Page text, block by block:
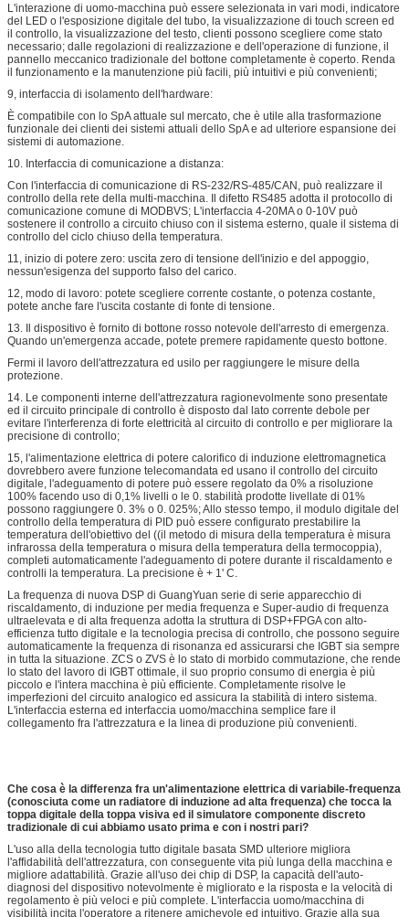
L'interazione di uomo-macchina può essere selezionata in vari modi, indicatore
del LED o l'esposizione digitale del tubo, la visualizzazione di touch screen ed
il controllo, la visualizzazione del testo, clienti possono scegliere come stato
necessario; dalle regolazioni di realizzazione e dell'operazione di funzione, il
pannello meccanico tradizionale del bottone completamente è coperto. Renda
il funzionamento e la manutenzione più facili, più intuitivi e più convenienti;
9, interfaccia di isolamento dell'hardware:
È compatibile con lo SpA attuale sul mercato, che è utile alla trasformazione
funzionale dei clienti dei sistemi attuali dello SpA e ad ulteriore espansione dei
sistemi di automazione.
10. Interfaccia di comunicazione a distanza:
Con l'interfaccia di comunicazione di RS-232/RS-485/CAN, può realizzare il
controllo della rete della multi-macchina. Il difetto RS485 adotta il protocollo di
comunicazione comune di MODBVS; L'interfaccia 4-20MA o 0-10V può
sostenere il controllo a circuito chiuso con il sistema esterno, quale il sistema di
controllo del ciclo chiuso della temperatura.
11, inizio di potere zero: uscita zero di tensione dell'inizio e del appoggio,
nessun'esigenza del supporto falso del carico.
12, modo di lavoro: potete scegliere corrente costante, o potenza costante,
potete anche fare l'uscita costante di fonte di tensione.
13. Il dispositivo è fornito di bottone rosso notevole dell'arresto di emergenza.
Quando un'emergenza accade, potete premere rapidamente questo bottone.
Fermi il lavoro dell'attrezzatura ed usilo per raggiungere le misure della
protezione.
14. Le componenti interne dell'attrezzatura ragionevolmente sono presentate
ed il circuito principale di controllo è disposto dal lato corrente debole per
evitare l'interferenza di forte elettricità al circuito di controllo e per migliorare la
precisione di controllo;
15, l'alimentazione elettrica di potere calorifico di induzione elettromagnetica
dovrebbero avere funzione telecomandata ed usano il controllo del circuito
digitale, l'adeguamento di potere può essere regolato da 0% a risoluzione
100% facendo uso di 0,1% livelli o le 0. stabilità prodotte livellate di 01%
possono raggiungere 0. 3% o 0. 025%; Allo stesso tempo, il modulo digitale del
controllo della temperatura di PID può essere configurato prestabilire la
temperatura dell'obiettivo del ((il metodo di misura della temperatura è misura
infrarossa della temperatura o misura della temperatura della termocoppia),
completi automaticamente l'adeguamento di potere durante il riscaldamento e
controlli la temperatura. La precisione è + 1' C.
La frequenza di nuova DSP di GuangYuan serie di serie apparecchio di
riscaldamento, di induzione per media frequenza e Super-audio di frequenza
ultraelevata e di alta frequenza adotta la struttura di DSP+FPGA con alto-
efficienza tutto digitale e la tecnologia precisa di controllo, che possono seguire
automaticamente la frequenza di risonanza ed assicurarsi che IGBT sia sempre
in tutta la situazione. ZCS o ZVS è lo stato di morbido commutazione, che rende
lo stato del lavoro di IGBT ottimale, il suo proprio consumo di energia è più
piccolo e l'intera macchina è più efficiente. Completamente risolve le
imperfezioni del circuito analogico ed assicura la stabilità di intero sistema.
L'interfaccia esterna ed interfaccia uomo/macchina semplice fare il
collegamento fra l'attrezzatura e la linea di produzione più convenienti.
Che cosa è la differenza fra un'alimentazione elettrica di variabile-frequenza
(conosciuta come un radiatore di induzione ad alta frequenza) che tocca la
toppa digitale della toppa visiva ed il simulatore componente discreto
tradizionale di cui abbiamo usato prima e con i nostri pari?
L'uso alla della tecnologia tutto digitale basata SMD ulteriore migliora
l'affidabilità dell'attrezzatura, con conseguente vita più lunga della macchina e
migliore adattabilità. Grazie all'uso dei chip di DSP, la capacità dell'auto-
diagnosi del dispositivo notevolmente è migliorato e la risposta e la velocità di
regolamento è più veloci e più complete. L'interfaccia uomo/macchina di
visibilità incita l'operatore a ritenere amichevole ed intuitivo. Grazie alla sua